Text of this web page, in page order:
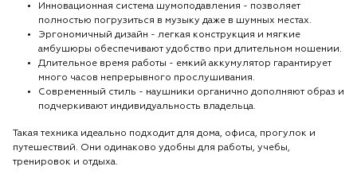
Инновационная система шумоподавления - позволяет
полностью погрузиться в музыку даже в шумных местах.
Эргономичный дизайн - легкая конструкция и мягкие
амбушюры обеспечивают удобство при длительном ношении.
Длительное время работы - емкий аккумулятор гарантирует
много часов непрерывного прослушивания.
Современный стиль - наушники органично дополняют образ и
подчеркивают индивидуальность владельца.
Такая техника идеально подходит для дома, офиса, прогулок и
путешествий. Они одинаково удобны для работы, учебы,
тренировок и отдыха.